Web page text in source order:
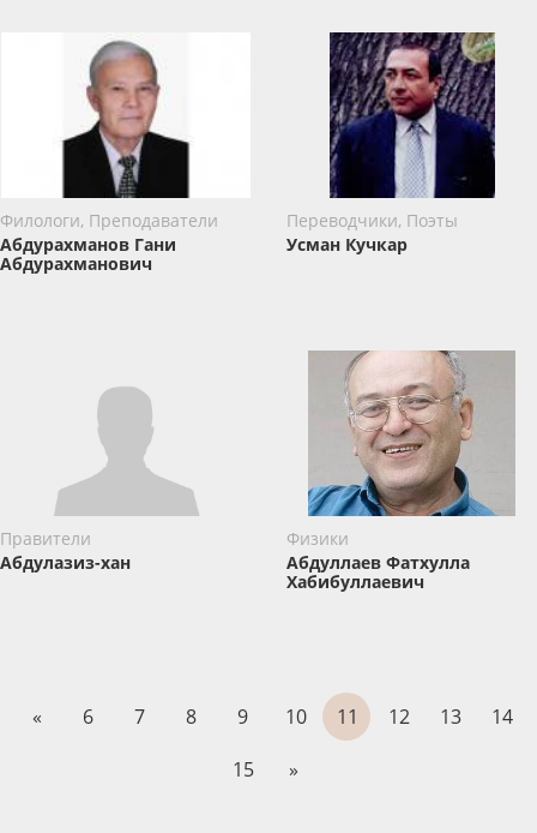
Филологи, Преподаватели
Абдурахманов Гани
Абдурахманович
Переводчики, Поэты
Усман Кучкар
Правители
Абдулазиз-хан
Физики
Абдуллаев Фатхулла
Хабибуллаевич
« 6 7 8 9 10 11 12 13
14
15
»